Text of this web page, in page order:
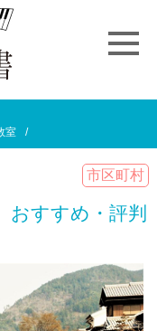
室
市区町村
おすすめ・評判